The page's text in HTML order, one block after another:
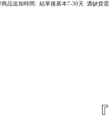
商品追加時間: 結單後基本7-30天 遇缺貨